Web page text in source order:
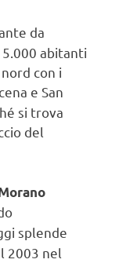
da
abitanti
con i
e San
si trova
del
splende
2003 nel